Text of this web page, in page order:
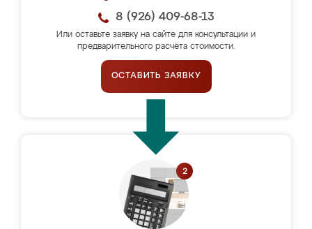
8 (926) 409-68-13
Или оставьте заявку на сайте для консультации и
предварительного расчёта стоимости.
ОСТАВИТЬ ЗАЯВКУ